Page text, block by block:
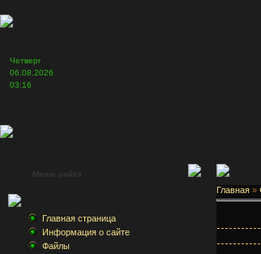
Четверг
06.08.2026
03:16
Меню сайта
Главная страница
Информация о сайте
Файлы
Главная »